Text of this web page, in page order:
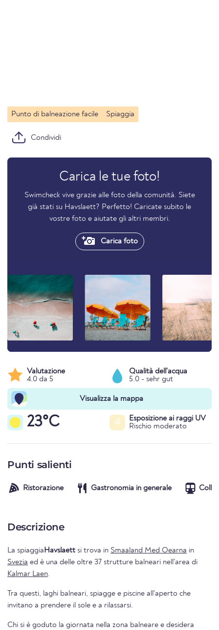
Punto di balneazione facile Spiaggia
Condividi
Carica le tue foto!
Swimcheck vive grazie alle foto della comunità. Siete
già stati su Havslaett? Perfetto! Caricate subito le
vostre foto e aiutate gli altri membri.
Carica foto
Valutazione
4.0 da 5
Qualità dell'acqua
5.0 - sehr gut
Visualizza la mappa
23°C 4
Esposizione ai raggi UV
Rischio moderato
Punti salienti
Ristorazione Gastronomia in generale
Descrizione
La spiaggiaHavslaett si trova in Smaaland Med Oearna in
Svezia ed è una delle oltre 37 strutture balneari nell'area di
Kalmar Laen.
Tra questi, laghi balneari, spiagge e piscine all'aperto che
invitano a prendere il sole e a rilassarsi.
Chi si è goduto la giornata nella zona balneare e desidera